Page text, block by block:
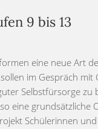
9 bis 13
eine neue Art
im Gespräch
Selbstfürsorge
eine grundsätzliche
Schülerinnen